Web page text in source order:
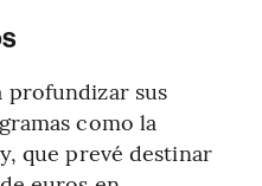
profundizar sus
como la
que prevé destinar